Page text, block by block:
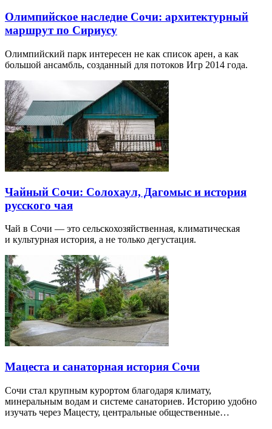
Олимпийское наследие Сочи: архитектурный
маршрут по Сириусу
Олимпийский парк интересен не как список арен, а как
большой ансамбль, созданный для потоков Игр 2014 года.
Чайный Сочи: Солохаул, Дагомыс и история
русского чая
Чай в Сочи — это сельскохозяйственная, климатическая
и культурная история, а не только дегустация.
Мацеста и санаторная история Сочи
Сочи стал крупным курортом благодаря климату,
минеральным водам и системе санаториев. Историю удобно
изучать через Мацесту, центральные общественные…